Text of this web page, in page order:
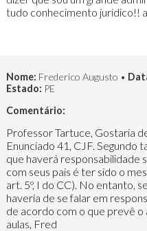
tudo conhecimento jurídico!!
Nome: Frederico Augusto •
Estado: PE
Comentário:
Professor Tartuce, Gostaria
Enunciado 41, CJF. Segundo
que haverá responsabilidade
com seus pais é ter sido o
art. 5º, I do CC). No entanto,
haveria de se falar em
de acordo com o que prevê o
aulas, Fred